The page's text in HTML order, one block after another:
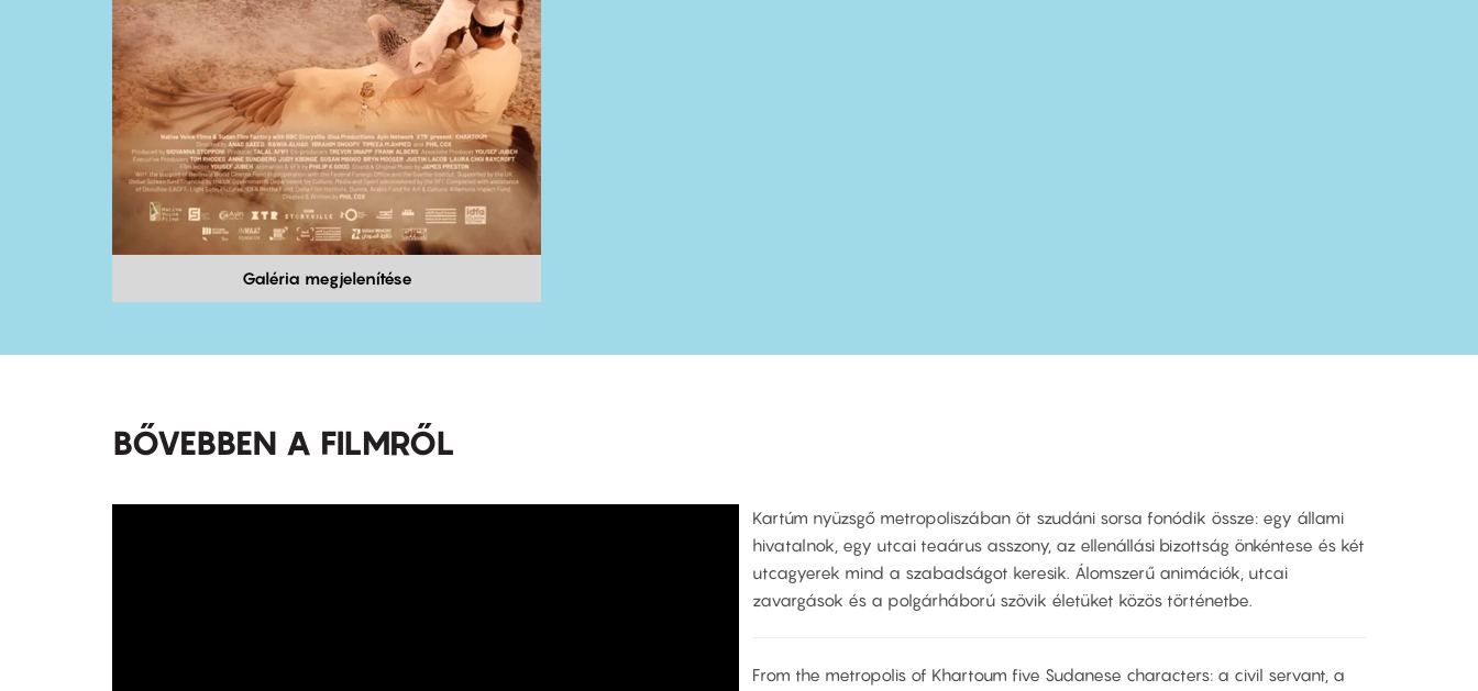
Galéria megjelenítése
BŐVEBBEN A FILMRŐL
Kartúm nyüzsgő metropoliszában öt szudáni sorsa fonódik össze: egy állami
hivatalnok, egy utcai teaárus asszony, az ellenállási bizottság önkéntese és két
utcagyerek mind a szabadságot keresik. Álomszerű animációk, utcai
zavargások és a polgárháború szövik életüket közös történetbe.
From the metropolis of Khartoum five Sudanese characters: a civil servant, a